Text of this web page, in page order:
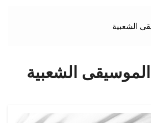
الشعبية
الموسيقى الشعبية